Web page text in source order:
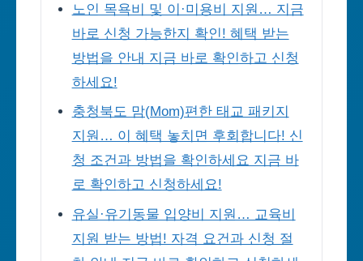
노인 목욕비 및 이·미용비 지원… 지금
바로 신청 가능한지 확인! 혜택 받는
방법을 안내 지금 바로 확인하고 신청
하세요!
충청북도 맘(Mom)편한 태교 패키지
지원… 이 혜택 놓치면 후회합니다! 신
청 조건과 방법을 확인하세요 지금 바
로 확인하고 신청하세요!
유실·유기동물 입양비 지원… 교육비
지원 받는 방법! 자격 요건과 신청 절